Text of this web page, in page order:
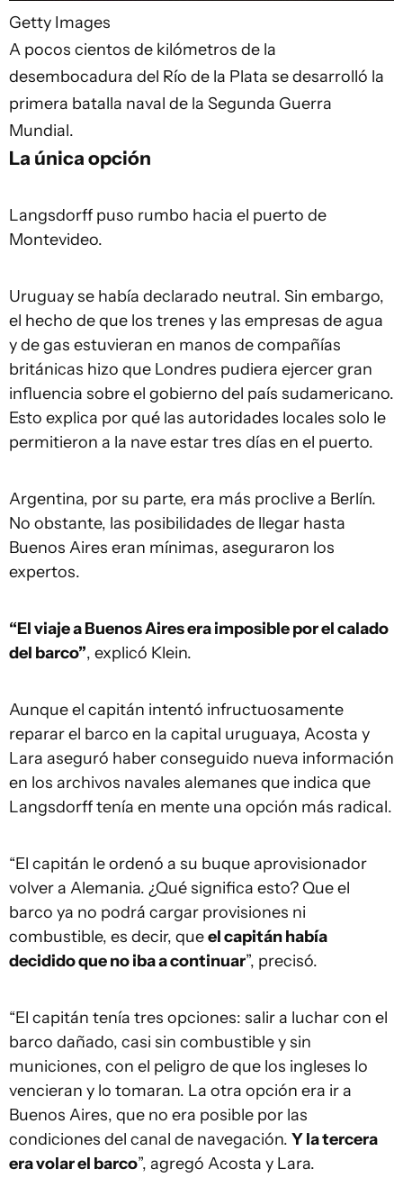
Getty Images
A pocos cientos de kilómetros de la
desembocadura del Río de la Plata se desarrolló la
primera batalla naval de la Segunda Guerra
Mundial.
La única opción
Langsdorff puso rumbo hacia el puerto de
Montevideo.
Uruguay se había declarado neutral. Sin embargo,
el hecho de que los trenes y las empresas de agua
y de gas estuvieran en manos de compañías
británicas hizo que Londres pudiera ejercer gran
influencia sobre el gobierno del país sudamericano.
Esto explica por qué las autoridades locales solo le
permitieron a la nave estar tres días en el puerto.
Argentina, por su parte, era más proclive a Berlín.
No obstante, las posibilidades de llegar hasta
Buenos Aires eran mínimas, aseguraron los
expertos.
“El viaje a Buenos Aires era imposible por el calado
del barco”, explicó Klein.
Aunque el capitán intentó infructuosamente
reparar el barco en la capital uruguaya, Acosta y
Lara aseguró haber conseguido nueva información
en los archivos navales alemanes que indica que
Langsdorff tenía en mente una opción más radical.
“El capitán le ordenó a su buque aprovisionador
volver a Alemania. ¿Qué significa esto? Que el
barco ya no podrá cargar provisiones ni
combustible, es decir, queel capitán había
decidido que no iba a continuar”, precisó.
“El capitán tenía tres opciones: salir a luchar con el
barco dañado, casi sin combustible y sin
municiones, con el peligro de que los ingleses lo
vencieran y lo tomaran. La otra opción era ir a
Buenos Aires, que no era posible por las
condiciones del canal de navegación. Y la tercera
era volar el barco”, agregó Acosta y Lara.